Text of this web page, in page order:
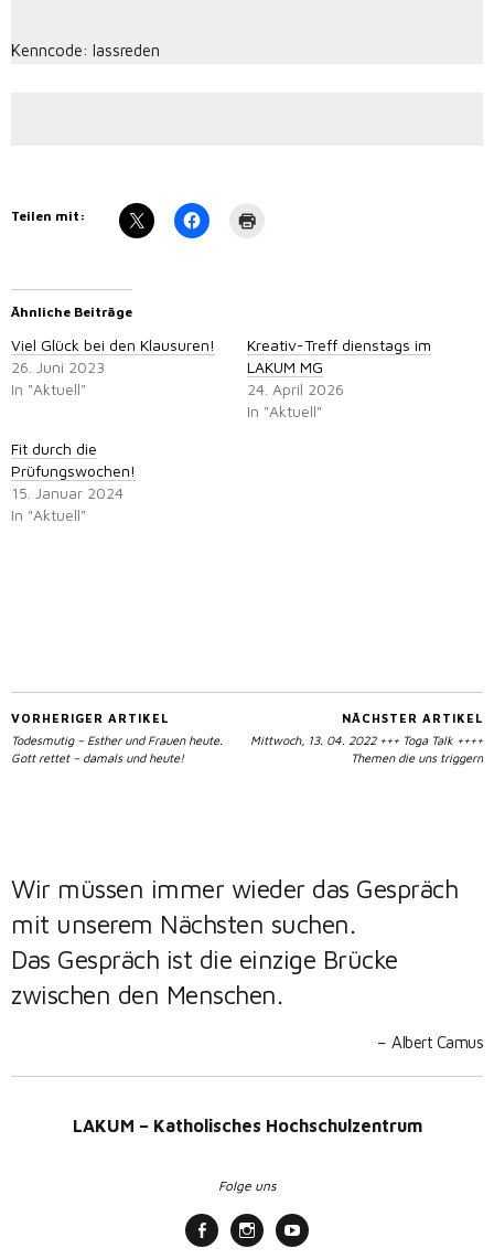
Kenncode: lassreden
Teilen mit:
Ähnliche Beiträge
Viel Glück bei den Klausuren!
26. Juni 2023
In "Aktuell"
Kreativ-Treff dienstags im
LAKUM MG
24. April 2026
In "Aktuell"
Fit durch die
Prüfungswochen!
15. Januar 2024
In "Aktuell"
VORHERIGER ARTIKEL
Todesmutig – Esther und Frauen heute.
Gott rettet – damals und heute!
NÄCHSTER ARTIKEL
Mittwoch, 13. 04. 2022 +++ Toga Talk ++++
Themen die uns triggern
Wir müssen immer wieder das Gespräch
mit unserem Nächsten suchen.
Das Gespräch ist die einzige Brücke
zwischen den Menschen.
Albert Camus
LAKUM – Katholisches Hochschulzentrum
Folge uns